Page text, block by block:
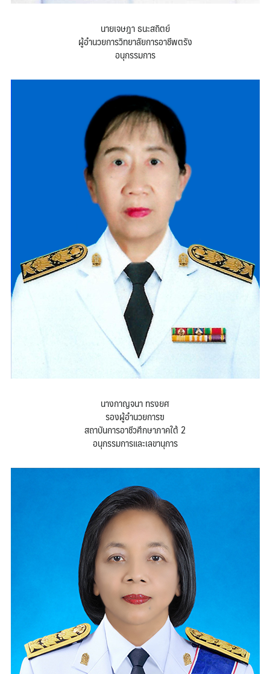
นายเจษฎา ธนะสถิตย์
ผู้อำนวยการวิทยาลัยการอาชีพตรัง
อนุกรรมการ
นางกาญจนา ทรงยศ
รองผู้อำนวยการฃ
สถาบันการอาชีวศึกษาภาคใต้ 2
อนุกรรมการและเลขานุการ